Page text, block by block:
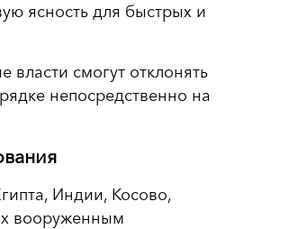
ясность для быстрых и
власти смогут отклонять
непосредственно на
Индии, Косово,
вооруженным